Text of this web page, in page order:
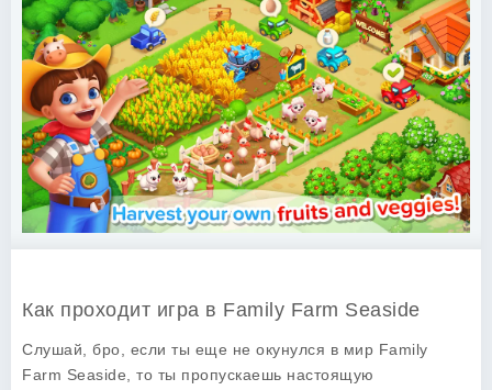
Как проходит игра в Family Farm Seaside
Слушай, бро, если ты еще не окунулся в мир Family
Farm Seaside , то ты пропускаешь настоящую